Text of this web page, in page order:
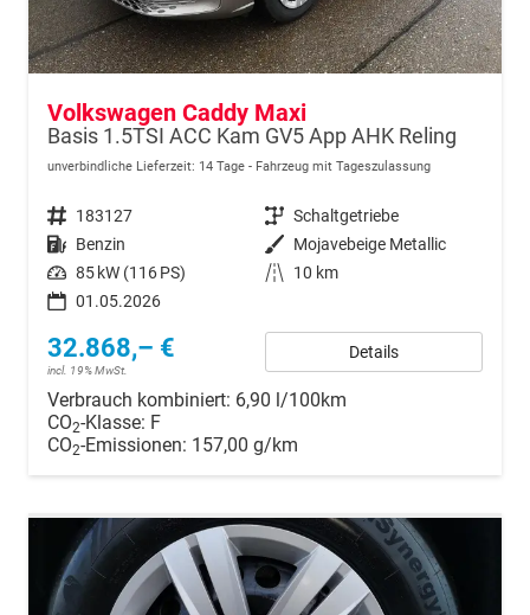
Volkswagen Caddy Maxi
Basis 1.5TSI ACC Kam GV5 App AHK Reling
unverbindliche Lieferzeit: 14 Tage Fahrzeug mit Tageszulassung
Fahrzeugnr. 183127 Getriebe Schaltgetriebe
Kraftstoff Benzin Außenfarbe Mojavebeige Metallic
Leistung 85 kW (116 PS) Kilometerstand
10 km
01.05.2026
32.868,– €
incl. 19% MwSt.
Details
Verbrauch kombiniert: 6,90 l/100km
CO2-Klasse: F
CO2-Emissionen: 157,00 g/km